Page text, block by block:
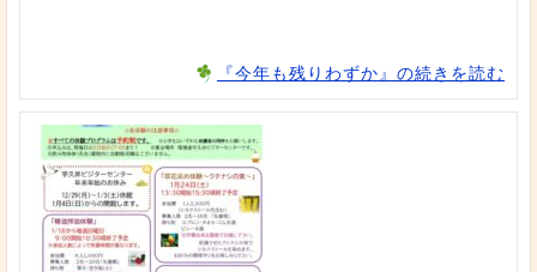
『今年も残りわずか』の続きを読む